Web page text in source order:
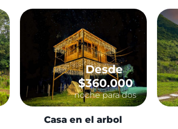
Desde
$360.000
noche para dos
Casa en el arbol